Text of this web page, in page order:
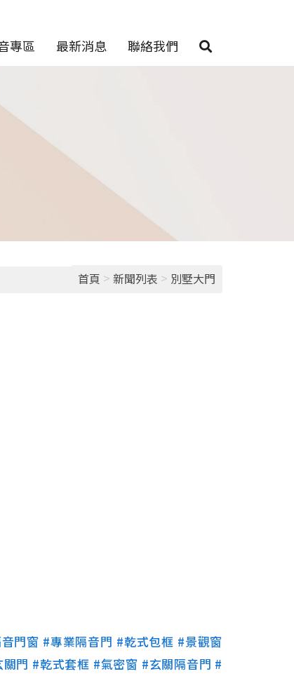
專區 最新消息 聯絡我們
首頁 > 新聞列表 > 別墅大門
門窗 #專業隔音門 #乾式包框 #景觀窗
門 #乾式套框 #氣密窗 #玄關隔音門 #